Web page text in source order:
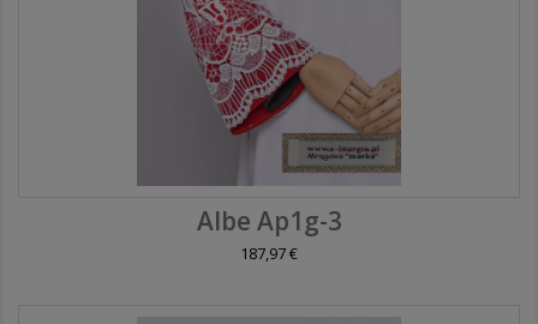
Albe Ap1g-3
187,97 €